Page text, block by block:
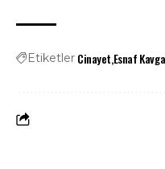
Etiketler CinayetEsnaf